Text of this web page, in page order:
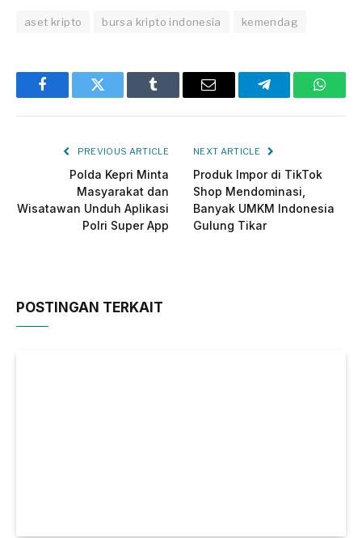
aset kripto bursa kripto indonesia kemendag
FacebookTwitter Tumblr Email Telegram
PREVIOUS ARTICLE
Polda Kepri Minta
Masyarakat dan
Wisatawan Unduh Aplikasi
Polri Super App
NEXT ARTICLE
Produk Impor di TikTok
Shop Mendominasi,
Banyak UMKM Indonesia
Gulung Tikar
POSTINGAN TERKAIT